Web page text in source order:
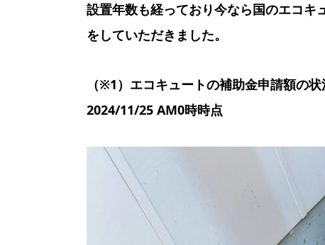
設置年数も経っており今なら国のエコキ
をしていただきました。
（※1）エコキュートの補助金申請額の
2024/11/25 AM0時時点